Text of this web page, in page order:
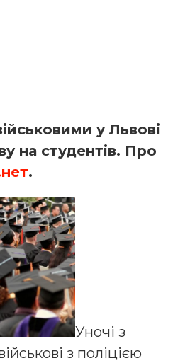
у Львові
на студентів. Про
.
Уночі з
з поліцією